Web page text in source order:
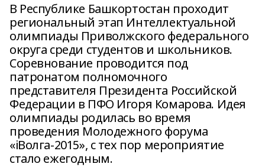
В Республике Башкортостан проходит
региональный этап Интеллектуальной
олимпиады Приволжского федерального
округа среди студентов и школьников.
Соревнование проводится под
патронатом полномочного
представителя Президента Российской
Федерации в ПФО Игоря Комарова. Идея
олимпиады родилась во время
проведения Молодежного форума
«iВолга-2015», с тех пор мероприятие
стало ежегодным.